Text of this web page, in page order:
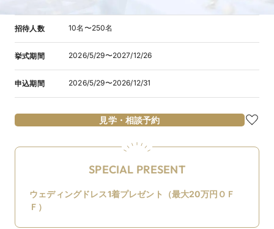
招待人数 10名〜250名
挙式期間 2026/5/29〜2027/12/26
申込期間 2026/5/29〜2026/12/31
見学・相談予約
SPECIAL PRESENT
ウェディングドレス1着プレゼント（最大20万円ＯＦ
Ｆ）